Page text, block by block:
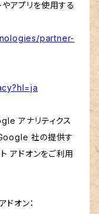
アプリを使用する
partner-
アナリティクス
社の提供す
アドオンをご利用
オン：